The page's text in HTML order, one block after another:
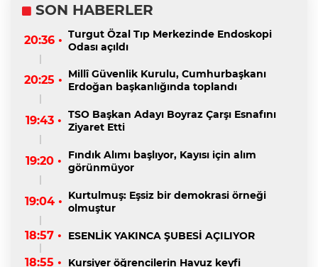
SON HABERLER
20:36 • Turgut Özal Tıp Merkezinde Endoskopi
Odası açıldı
20:25 • Millî Güvenlik Kurulu, Cumhurbaşkanı
Erdoğan başkanlığında toplandı
19:43 • TSO Başkan Adayı Boyraz Çarşı Esnafını
Ziyaret Etti
19:20 •
Fındık Alımı başlıyor, Kayısı için alım
görünmüyor
19:04 • Kurtulmuş: Eşsiz bir demokrasi örneği
olmuştur
18:57 • ESENLİK YAKINCA ŞUBESİ AÇILIYOR
18:55 • Kursiyer öğrencilerin Havuz keyfi